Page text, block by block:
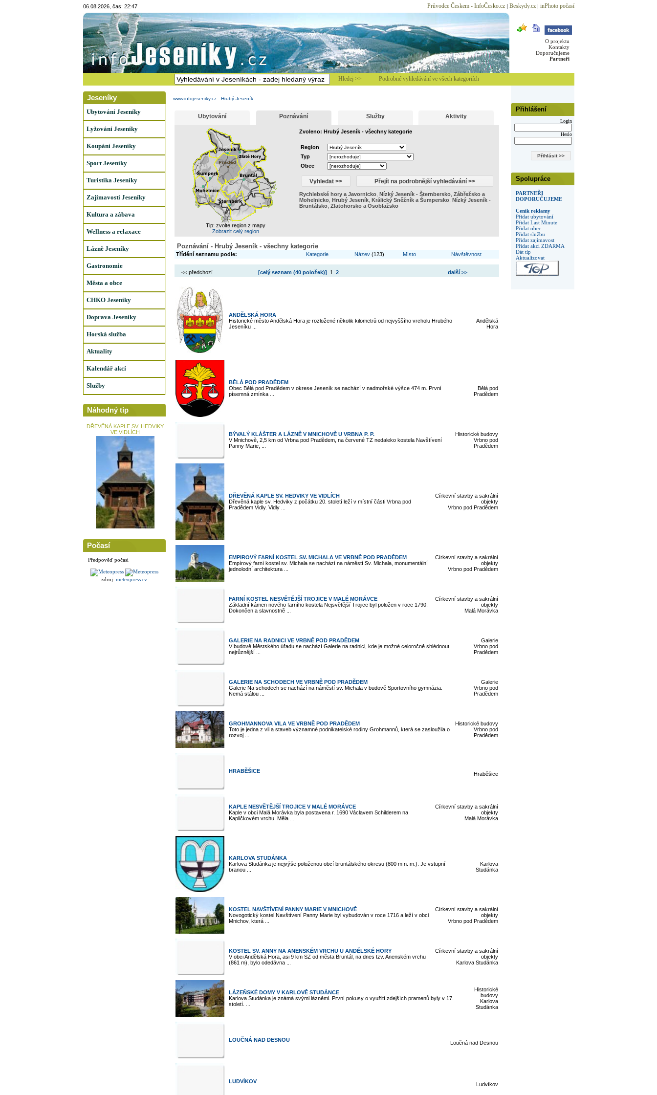
06.08.2026, čas: 22:47 Průvodce Českem - InfoČesko.cz| Beskydy.cz| inPhoto počasí
O projektu
Kontakty
Doporučujeme
Partneři
Hledej >> Podrobné vyhledávání ve všech kategoriích
Přihlášení
Login
Heslo
Spolupráce
PARTNEŘI
DOPORUČUJEME
Ceník reklamy
Přidat ubytování
Přidat Last Minute
Přidat obec
Přidat službu
Přidat zajímavost
Přidat akci ZDARMA
Dát tip
Aktualizovat
Jeseníky
Ubytování Jeseníky
Lyžování Jeseníky
Koupání Jeseníky
Sport Jeseníky
Turistika Jeseníky
Zajímavosti Jeseníky
Kultura a zábava
Wellness a relaxace
Lázně Jeseníky
Gastronomie
Města a obce
CHKO Jeseníky
Doprava Jeseníky
Horská služba
Aktuality
Kalendář akcí
Služby
Náhodný tip
DŘEVĚNÁ KAPLE SV. HEDVIKY
VE VIDLÍCH
Počasí
Předpověď počasí
zdroj: meteopress.cz
www.infojeseniky.cz- Hrubý Jeseník
Ubytování Poznávání Služby Aktivity
Tip: zvolte region z mapy
Zobrazit celý region
Zvoleno: Hrubý Jeseník - všechny kategorie
Region
Typ
Obec
Rychlebské hory a Javornicko, Nízký Jeseník - Šternbersko, Zábřežsko a
Mohelnicko, Hrubý Jeseník, Králický Sněžník a Šumpersko, Nízký Jeseník -
Bruntálsko, Zlatohorsko a Osoblažsko
Poznávání - Hrubý Jeseník - všechny kategorie
Třídění seznamu podle: Kategorie Název(123) Místo Návštěvnost
<< předchozí [celý seznam (40 položek)] 1 2 další >>
ANDĚLSKÁ HORA
Historické město Andělská Hora je rozložené několik kilometrů od nejvyššího vrcholu Hrubého
Jeseníku ...
Andělská
Hora
BĚLÁ POD PRADĚDEM
Obec Bělá pod Pradědem v okrese Jeseník se nachází v nadmořské výšce 474 m. První
písemná zmínka ...
Bělá pod
Pradědem
BÝVALÝ KLÁŠTER A LÁZNĚ V MNICHOVĚ U VRBNA P. P.
V Mnichově, 2,5 km od Vrbna pod Pradědem, na červené TZ nedaleko kostela Navštívení
Panny Marie, ...
Historické budovy
Vrbno pod
Pradědem
DŘEVĚNÁ KAPLE SV. HEDVIKY VE VIDLÍCH
Dřevěná kaple sv. Hedviky z počátku 20. století leží v místní části Vrbna pod
Pradědem Vidly. Vidly ...
Církevní stavby a sakrální
objekty
Vrbno pod Pradědem
EMPIROVÝ FARNÍ KOSTEL SV. MICHALA VE VRBNĚ POD PRADĚDEM
Empírový farní kostel sv. Michala se nachází na náměstí Sv. Michala, monumentální
jednolodní architektura ...
Církevní stavby a sakrální
objekty
Vrbno pod Pradědem
FARNÍ KOSTEL NESVĚTĚJŠÍ TROJICE V MALÉ MORÁVCE
Základní kámen nového farního kostela Nejsvětější Trojice byl položen v roce 1790.
Dokončen a slavnostně ...
Církevní stavby a sakrální
objekty
Malá Morávka
GALERIE NA RADNICI VE VRBNĚ POD PRADĚDEM
V budově Městského úřadu se nachází Galerie na radnici, kde je možné celoročně shlédnout
nejrůznější ...
Galerie
Vrbno pod
Pradědem
GALERIE NA SCHODECH VE VRBNĚ POD PRADĚDEM
Galerie Na schodech se nachází na náměstí sv. Michala v budově Sportovního gymnázia.
Nemá stálou ...
Galerie
Vrbno pod
Pradědem
GROHMANNOVA VILA VE VRBNĚ POD PRADĚDEM
Toto je jedna z vil a staveb významné podnikatelské rodiny Grohmannů, která se zasloužila o
rozvoj ...
Historické budovy
Vrbno pod
Pradědem
HRABĚŠICE Hraběšice
KAPLE NESVĚTĚJŠÍ TROJICE V MALÉ MORÁVCE
Kaple v obci Malá Morávka byla postavena r. 1690 Václavem Schilderem na
Kapličkovém vrchu. Měla ...
Církevní stavby a sakrální
objekty
Malá Morávka
KARLOVA STUDÁNKA
Karlova Studánka je nejvýše položenou obcí bruntálského okresu (800 m n. m.). Je vstupní
branou ...
Karlova
Studánka
KOSTEL NAVŠTÍVENÍ PANNY MARIE V MNICHOVĚ
Novogotický kostel Navštívení Panny Marie byl vybudován v roce 1716 a leží v obci
Mnichov, která ...
Církevní stavby a sakrální
objekty
Vrbno pod Pradědem
KOSTEL SV. ANNY NA ANENSKÉM VRCHU U ANDĚLSKÉ HORY
V obci Andělská Hora, asi 9 km SZ od města Bruntál, na dnes tzv. Anenském vrchu
(861 m), bylo odedávna ...
Církevní stavby a sakrální
objekty
Karlova Studánka
LÁZEŇSKÉ DOMY V KARLOVĚ STUDÁNCE
Karlova Studánka je známá svými lázněmi. První pokusy o využití zdejších pramenů byly v 17.
století. ...
Historické
budovy
Karlova
Studánka
LOUČNÁ NAD DESNOU Loučná nad Desnou
LUDVÍKOV Ludvíkov